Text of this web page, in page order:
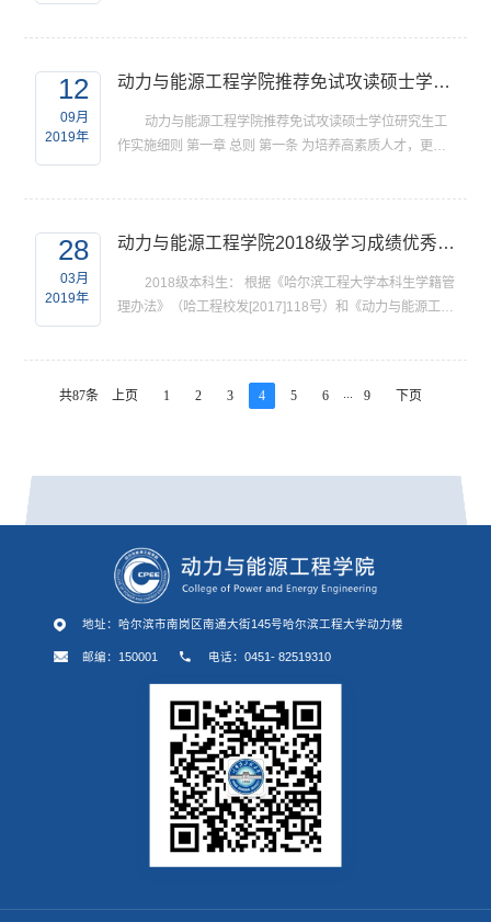
12
09月
2019年
动力与能源工程学院推荐免试攻读硕士学位研究生工作实施细则
动力与能源工程学院推荐免试攻读硕士学位研究生工
作实施细则 第一章 总则 第一条 为培养高素质人才，更好
28
03月
2019年
动力与能源工程学院2018级学习成绩优秀本科生转专业工作的通知
2018级本科生： 根据《哈尔滨工程大学本科生学籍管
理办法》（哈工程校发[2017]118号）和《动力与能源工程
共87条
上页 1 2 3 4 5 6 ... 9 下页
地址：哈尔滨市南岗区南通大街145号哈尔滨工程大学动力楼
邮编：150001 电话：0451- 82519310